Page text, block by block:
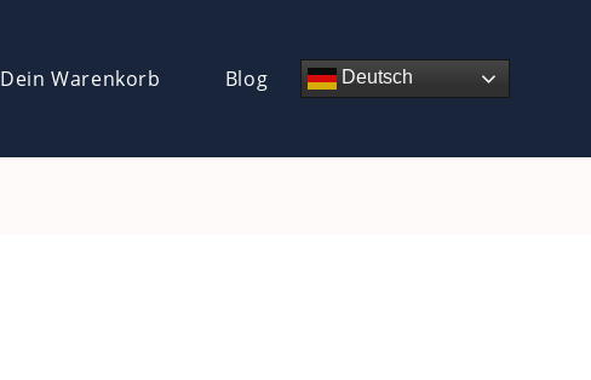
Deutsch
Dein Warenkorb Blog